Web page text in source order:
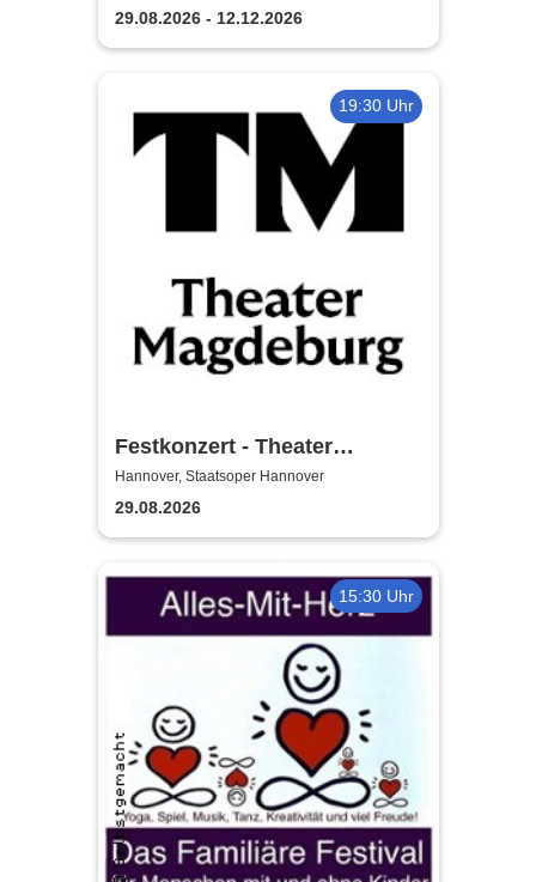
COMEDY
29.08.2026 - 12.12.2026
19:30 Uhr
Festkonzert - Theater
Magdeburg
Hannover, Staatsoper Hannover
29.08.2026
15:30 Uhr